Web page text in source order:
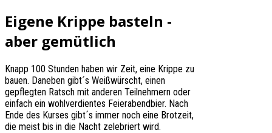
Eigene Krippe basteln -
aber gemütlich
Knapp 100 Stunden haben wir Zeit, eine Krippe zu
bauen. Daneben gibt´s Weißwürscht, einen
gepflegten Ratsch mit anderen Teilnehmern oder
einfach ein wohlverdientes Feierabendbier. Nach
Ende des Kurses gibt´s immer noch eine Brotzeit,
die meist bis in die Nacht zelebriert wird.